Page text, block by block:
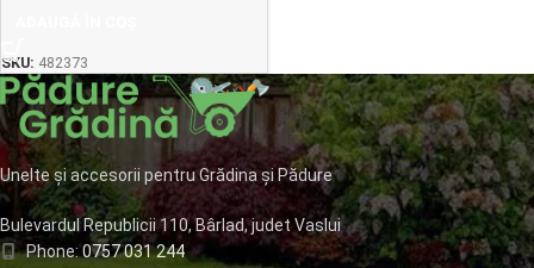
SKU: 482373
Unelte și accesorii pentru Grădina și Pădure
Bulevardul Republicii 110, Bârlad, judet Vaslui
Phone:0757 031 244